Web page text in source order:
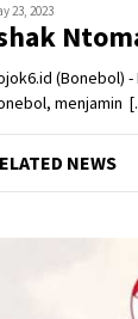
23, 2023
(Bonebol)
menjamin
NEWS